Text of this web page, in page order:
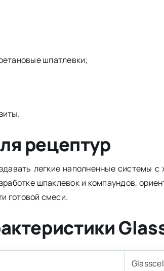
шпатлевки;
рецептур
легкие наполненные системы
шпаклевок и компаундов,
готовой смеси.